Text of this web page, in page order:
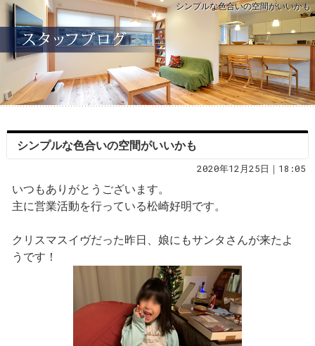
シンプルな色合いの空間がいいかも
シンプルな色合いの空間がいいかも
2020年12月25日｜18:05
いつもありがとうございます。
主に営業活動を行っている松崎好明です。
クリスマスイヴだった昨日、娘にもサンタさんが来たよ
うです！